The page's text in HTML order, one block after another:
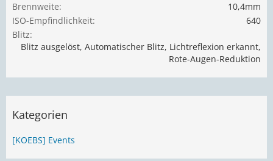
Brennweite
10,4mm
ISO-Empfindlichkeit
640
Blitz
Blitz ausgelöst, Automatischer Blitz, Lichtreflexion erkannt,
Rote-Augen-Reduktion
Kategorien
[KOEBS] Events